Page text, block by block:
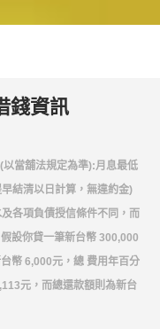
錢資訊
當舖法規定為準):月息最低
結清以日計算，無違約金)
各項負債授信條件不同，而
設你貸一筆新台幣 300,000
幣 6,000元，總 費用年百分
元，而總還款額則為新台